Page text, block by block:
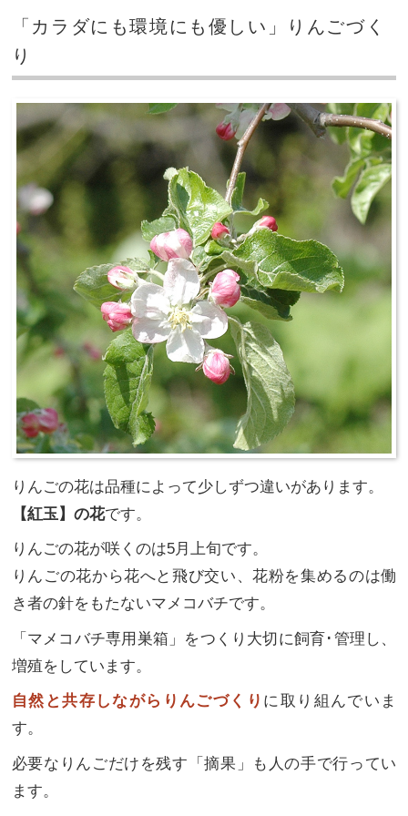
「カラダにも環境にも優しい」りんごづく
り
りんごの花は品種によって少しずつ違いがあります。
【紅玉】の花です。
りんごの花が咲くのは5月上旬です。
りんごの花から花へと飛び交い、花粉を集めるのは働
き者の針をもたないマメコバチです。
「マメコバチ専用巣箱」をつくり大切に飼育･管理し、
増殖をしています。
自然と共存しながらりんごづくり に取り組んでいま
す。
必要なりんごだけを残す「摘果」も人の手で行ってい
ます。